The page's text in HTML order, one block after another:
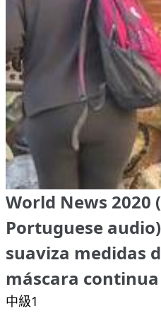
World News 2020
Portuguese
suaviza medidas
máscara
中級1